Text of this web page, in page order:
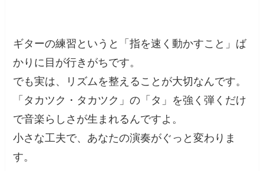
ギターの練習というと「指を速く動かすこと」ば
かりに目が行きがちです。
でも実は、リズムを整えることが大切なんです。
「タカツク・タカツク」の「タ」を強く弾くだけ
で音楽らしさが生まれるんですよ。
小さな工夫で、あなたの演奏がぐっと変わりま
す。